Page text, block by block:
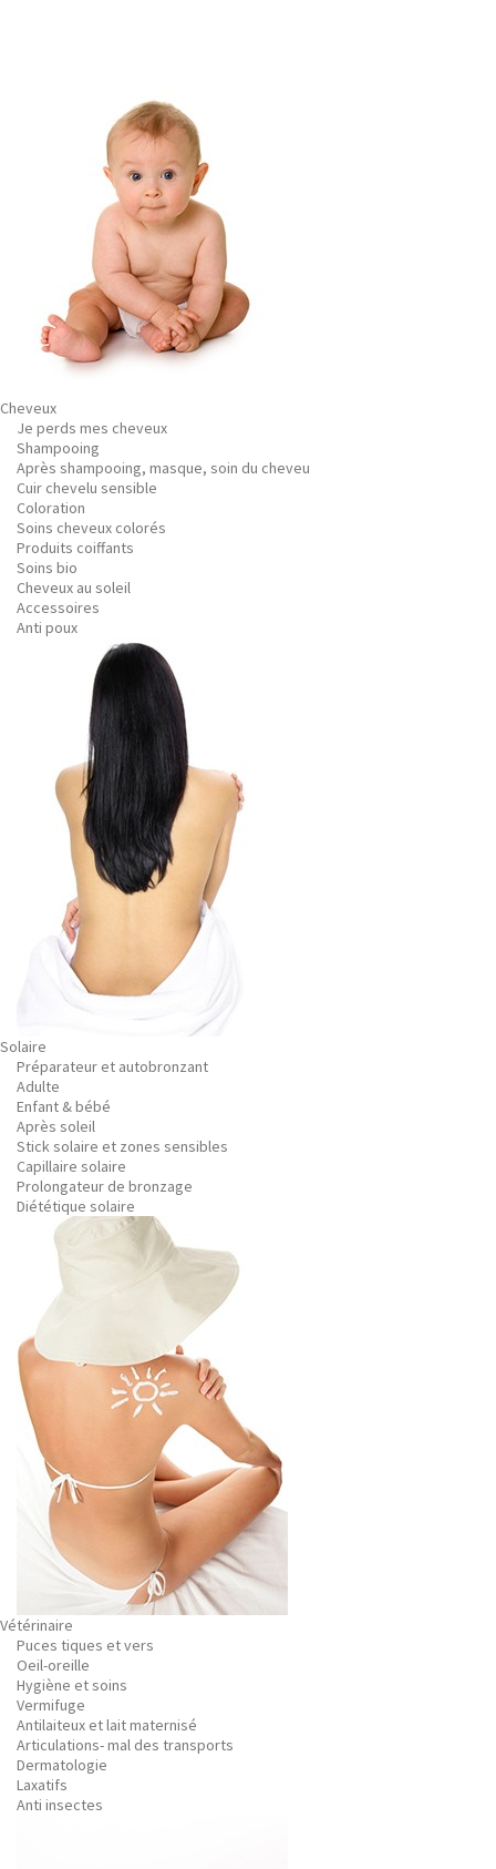
Cheveux
Je perds mes cheveux
Shampooing
Après shampooing, masque, soin du cheveu
Cuir chevelu sensible
Coloration
Soins cheveux colorés
Produits coiffants
Soins bio
Cheveux au soleil
Accessoires
Anti poux
Solaire
Préparateur et autobronzant
Adulte
Enfant & bébé
Après soleil
Stick solaire et zones sensibles
Capillaire solaire
Prolongateur de bronzage
Diététique solaire
Vétérinaire
Puces tiques et vers
Oeil-oreille
Hygiène et soins
Vermifuge
Antilaiteux et lait maternisé
Articulations- mal des transports
Dermatologie
Laxatifs
Anti insectes